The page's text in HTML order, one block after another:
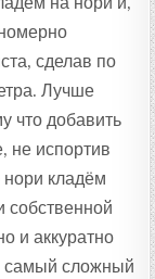
сделав по
Лучше
что добавить
не испортив
нори кладём
собственной
и аккуратно
самый сложный